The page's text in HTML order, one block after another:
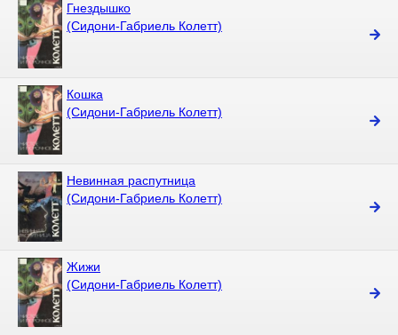
Гнездышко
(Сидони-Габриель Колетт)
Кошка
(Сидони-Габриель Колетт)
Невинная распутница
(Сидони-Габриель Колетт)
Жижи
(Сидони-Габриель Колетт)